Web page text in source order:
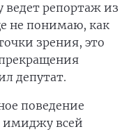
ведет репортаж из
не понимаю, как
зрения, это
депутат.
поведение
имиджу всей